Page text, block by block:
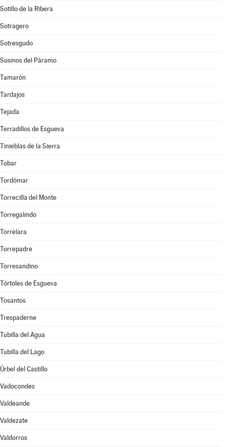
Sotillo de la Ribera
Sotragero
Sotresgudo
Susinos del Páramo
Tamarón
Tardajos
Tejada
Terradillos de Esgueva
Tinieblas de la Sierra
Tobar
Tordómar
Torrecilla del Monte
Torregalindo
Torrelara
Torrepadre
Torresandino
Tórtoles de Esgueva
Tosantos
Trespaderne
Tubilla del Agua
Tubilla del Lago
Úrbel del Castillo
Vadocondes
Valdeande
Valdezate
Valdorros